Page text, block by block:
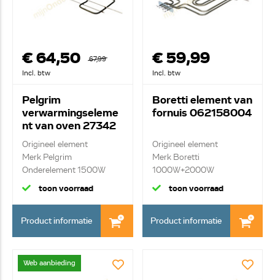
€ 64,50
67,99
Incl. btw
Pelgrim
verwarmingseleme
nt van oven 27342
Origineel element
Merk Pelgrim
Onderelement 1500W
toon voorraad
Product informatie
€ 59,99
Incl. btw
Boretti element van
fornuis 062158004
Origineel element
Merk Boretti
1000W+2000W
grillelement gr...
toon voorraad
Product informatie
Web aanbieding